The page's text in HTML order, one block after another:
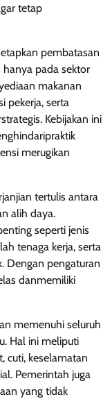
tetap
pembatasan
hanya pada sektor
makanan
pekerja, serta
Kebijakan ini
merugikan
tertulis antara
alih daya.
seperti jenis
tenaga kerja, serta
Dengan pengaturan
danmemiliki
memenuhi seluruh
Hal ini meliputi
cuti, keselamatan
Pemerintah juga
yang tidak